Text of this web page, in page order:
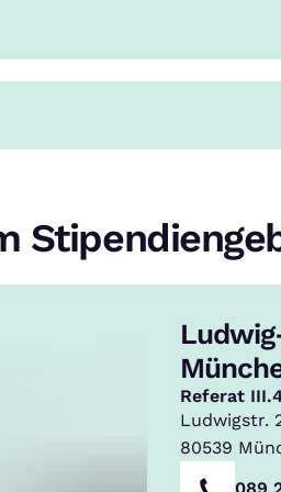
,
Referat
Ludwigstr.
80539